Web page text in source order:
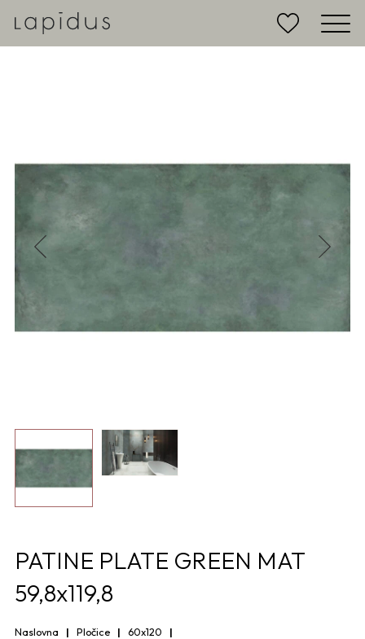
PATINE PLATE GREEN MAT
59,8x119,8
Naslovna Pločice
60x120